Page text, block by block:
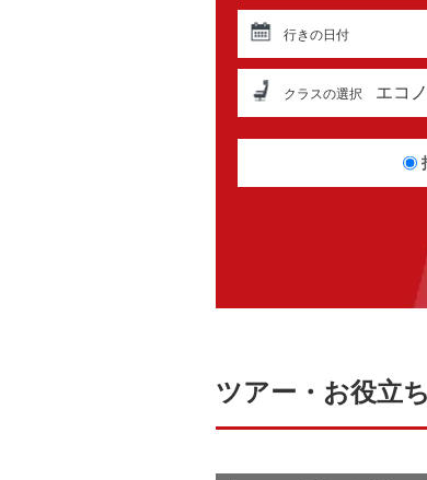
行きの日付
クラスの選択 エコ
ツアー・お役立